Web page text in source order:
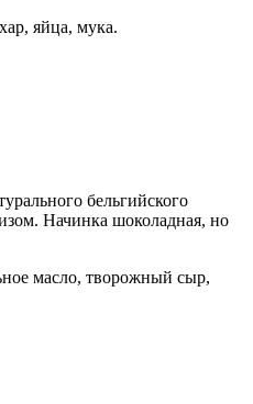
яйца, мука.
бельгийского
Начинка шоколадная, но
масло, творожный сыр,